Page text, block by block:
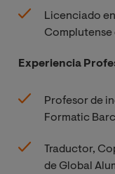
Licenciado
Complutense
Experiencia
Profesor de
Formatic
Traductor,
de Global